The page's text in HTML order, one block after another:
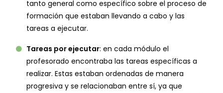
tanto general como específico sobre el proceso de
formación que estaban llevando a cabo y las
tareas a ejecutar.
Tareas por ejecutar: en cada módulo el
profesorado encontraba las tareas específicas a
realizar. Estas estaban ordenadas de manera
progresiva y se relacionaban entre sí, ya que